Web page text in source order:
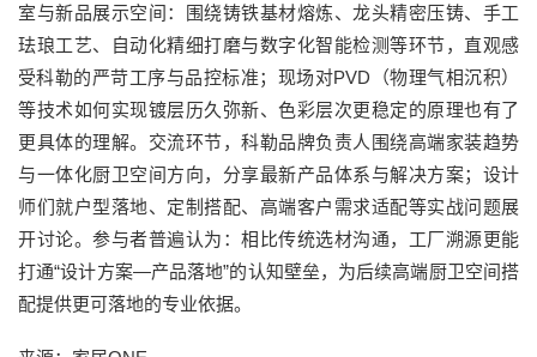
室与新品展示空间：围绕铸铁基材熔炼、龙头精密压铸、手工
珐琅工艺、自动化精细打磨与数字化智能检测等环节，直观感
受科勒的严苛工序与品控标准；现场对PVD（物理气相沉积）
等技术如何实现镀层历久弥新、色彩层次更稳定的原理也有了
更具体的理解。交流环节，科勒品牌负责人围绕高端家装趋势
与一体化厨卫空间方向，分享最新产品体系与解决方案；设计
师们就户型落地、定制搭配、高端客户需求适配等实战问题展
开讨论。参与者普遍认为：相比传统选材沟通，工厂溯源更能
打通“设计方案—产品落地”的认知壁垒，为后续高端厨卫空间搭
配提供更可落地的专业依据。